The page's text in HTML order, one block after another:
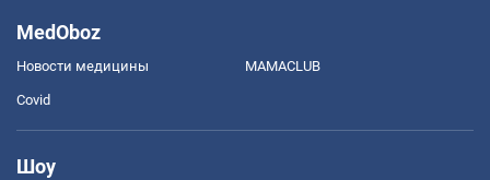
MedOboz
Новости медицины MAMACLUB
Covid
Шоу